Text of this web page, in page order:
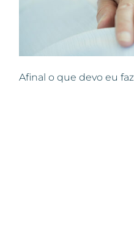
Afinal o que devo eu